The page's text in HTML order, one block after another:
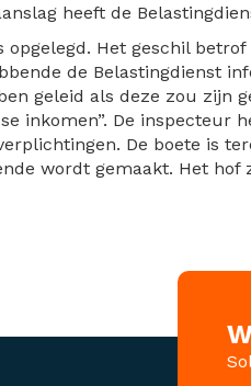
heeft de
Het geschil
de Belastingdienst
geleid als deze zou zijn
inkomen”. De inspecteur
De boete is
wordt gemaakt. Het hof